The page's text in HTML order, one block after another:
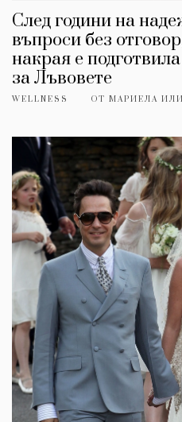
След години на
въпроси без
накрая е
за Лъвовете
WELLNESS ОТ МАРИЕЛА